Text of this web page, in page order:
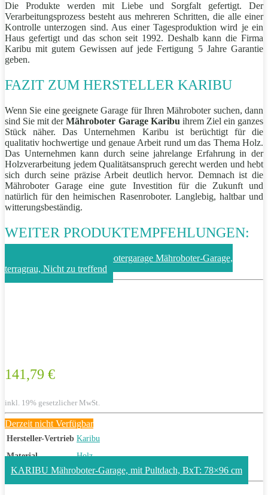
Die Produkte werden mit Liebe und Sorgfalt gefertigt. Der
Verarbeitungsprozess besteht aus mehreren Schritten, die alle einer
Kontrolle unterzogen sind. Aus einer Tagesproduktion wird je ein
Haus gefertigt und das schon seit 1992. Deshalb kann die Firma
Karibu mit gutem Gewissen auf jede Fertigung 5 Jahre Garantie
geben.
FAZIT ZUM HERSTELLER KARIBU
Wenn Sie eine geeignete Garage für Ihren Mähroboter suchen, dann
sind Sie mit derMähroboter Garage Karibu ihrem Ziel ein ganzes
Stück näher. Das Unternehmen Karibu ist berüchtigt für die
qualitativ hochwertige und genaue Arbeit rund um das Thema Holz.
Das Unternehmen kann durch seine jahrelange Erfahrung in der
Holzverarbeitung jedem Qualitätsanspruch gerecht werden und hebt
sich durch seine präzise Arbeit deutlich hervor. Demnach ist die
Mähroboter Garage eine gute Investition für die Zukunft und
natürlich für den heimischen Rasenroboter. Langlebig, haltbar und
witterungsbeständig.
WEITER PRODUKTEMPFEHLUNGEN:
Unbekannt Karibu Mährobotergarage Mähroboter-Garage,
terragrau, Nicht zu treffend
141,79 €
inkl. 19% gesetzlicher MwSt.
Derzeit nicht Verfügbar
Hersteller-Vertrieb Karibu
Material
Holz
KARIBU Mähroboter-Garage, mit Pultdach, BxT: 78×96 cm